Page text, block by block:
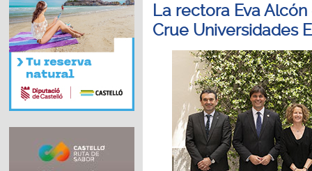
La rectora Eva
Crue Universidades